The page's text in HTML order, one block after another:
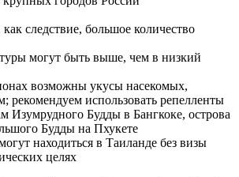
следствие, большое количество
могут быть выше, чем в низкий
возможны укусы насекомых,
рекомендуем использовать репелленты
Изумрудного Будды в Бангкоке, острова
Будды на Пхукете
находиться в Таиланде без визы
целях